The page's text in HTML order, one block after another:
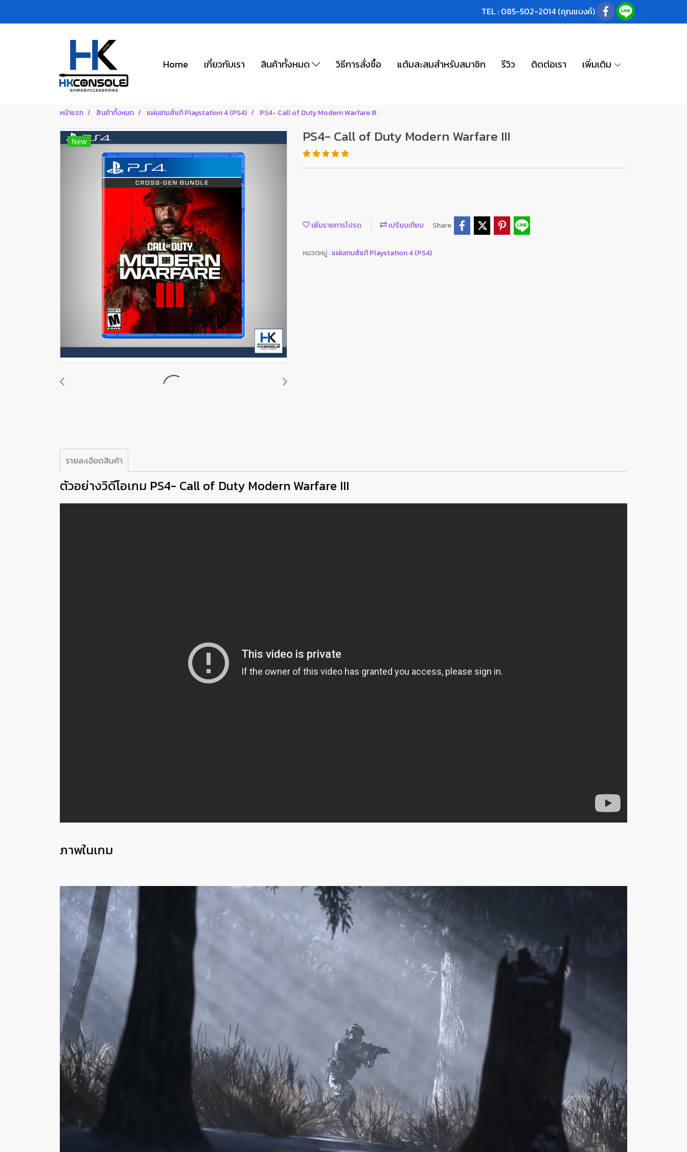
TEL : 085-502-2014 (คุณแบงค์)
Home เกี่ยวกับเรา สินค้าทั้งหมด วิธีการสั่งซื้อ แต้มสะสมสำหรับสมาชิก รีวิว ติดต่อเรา เพิ่มเติม
หน้าแรก สินค้าทั้งหมด แผ่นเกมส์แท้ Playstation 4 (PS4) PS4- Call of Duty Modern Warfare III
New PS4- Call of Duty Modern Warfare III
เพิ่มรายการโปรด เปรียบเทียบ Share
หมวดหมู่ :แผ่นเกมส์แท้ Playstation 4 (PS4)
รายละเอียดสินค้า
ตัวอย่างวิดีโอเกม PS4- Call of Duty Modern Warfare III
ภาพในเกม